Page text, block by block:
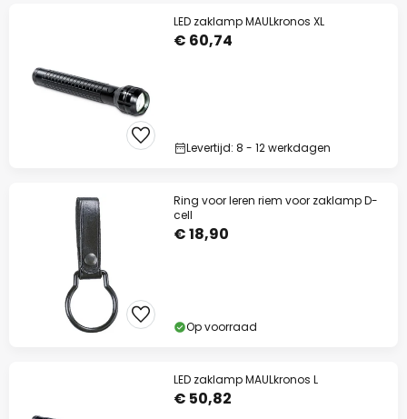
LED zaklamp MAULkronos XL
€ 60,74
Levertijd: 8 - 12 werkdagen
Ring voor leren riem voor zaklamp D-
cell
€ 18,90
Op voorraad
LED zaklamp MAULkronos L
€ 50,82